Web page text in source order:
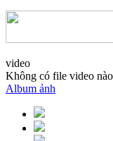
video
Không có file video
Album ảnh